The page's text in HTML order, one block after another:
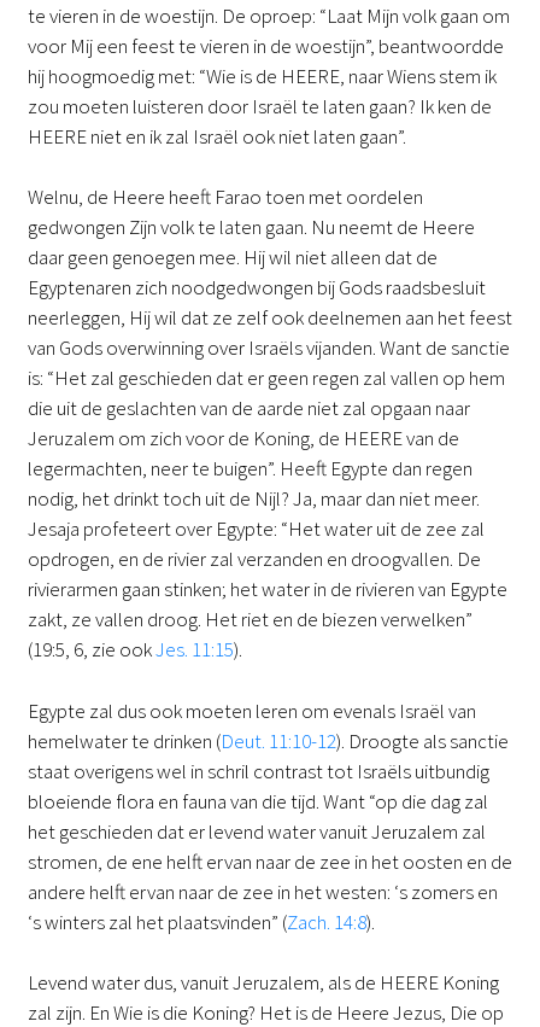
te vieren in de woestijn. De oproep: “Laat Mijn volk gaan om
voor Mij een feest te vieren in de woestijn”, beantwoordde
hij hoogmoedig met: “Wie is de HEERE, naar Wiens stem ik
zou moeten luisteren door Israël te laten gaan? Ik ken de
HEERE niet en ik zal Israël ook niet laten gaan”.
Welnu, de Heere heeft Farao toen met oordelen
gedwongen Zijn volk te laten gaan. Nu neemt de Heere
daar geen genoegen mee. Hij wil niet alleen dat de
Egyptenaren zich noodgedwongen bij Gods raadsbesluit
neerleggen, Hij wil dat ze zelf ook deelnemen aan het feest
van Gods overwinning over Israëls vijanden. Want de sanctie
is: “Het zal geschieden dat er geen regen zal vallen op hem
die uit de geslachten van de aarde niet zal opgaan naar
Jeruzalem om zich voor de Koning, de HEERE van de
legermachten, neer te buigen”. Heeft Egypte dan regen
nodig, het drinkt toch uit de Nijl? Ja, maar dan niet meer.
Jesaja profeteert over Egypte: “Het water uit de zee zal
opdrogen, en de rivier zal verzanden en droogvallen. De
rivierarmen gaan stinken; het water in de rivieren van Egypte
zakt, ze vallen droog. Het riet en de biezen verwelken”
(19:5, 6, zie ookJes. 11:15).
Egypte zal dus ook moeten leren om evenals Israël van
hemelwater te drinken (Deut. 11:10-12). Droogte als sanctie
staat overigens wel in schril contrast tot Israëls uitbundig
bloeiende flora en fauna van die tijd. Want “op die dag zal
het geschieden dat er levend water vanuit Jeruzalem zal
stromen, de ene helft ervan naar de zee in het oosten en de
andere helft ervan naar de zee in het westen: ‘s zomers en
‘s winters zal het plaatsvinden” (Zach. 14:8).
Levend water dus, vanuit Jeruzalem, als de HEERE Koning
zal zijn. En Wie is die Koning? Het is de Heere Jezus, Die op